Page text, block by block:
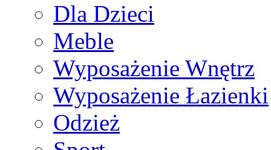
Dla Dzieci
Meble
Wyposażenie Wnętrz
Wyposażenie Łazienki
Odzież